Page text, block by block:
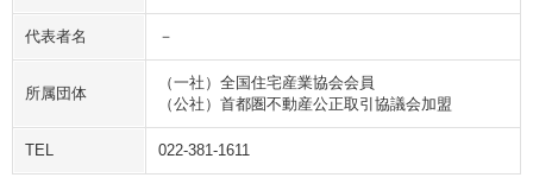
代表者名 －
所属団体
（一社）全国住宅産業協会会員
（公社）首都圏不動産公正取引協議会加盟
TEL 022-381-1611